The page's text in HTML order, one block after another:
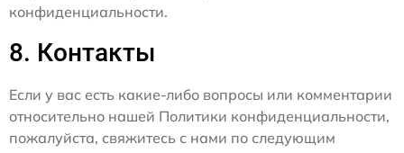
конфиденциальности.
8. Контакты
Если у вас есть какие-либо вопросы или комментарии
относительно нашей Политики конфиденциальности,
пожалуйста, свяжитесь с нами по следующим